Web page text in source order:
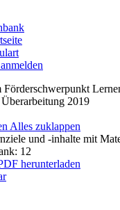
Förderschwerpunkt
2019
Alles zuklappen
und -inhalte mit
12
herunterladen